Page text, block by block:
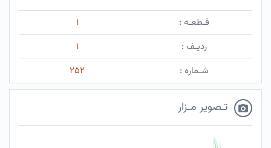
قـطعـه :
۱
ردیـف :
۱
شـماره :
۲۵۲
تـصویر مـزار